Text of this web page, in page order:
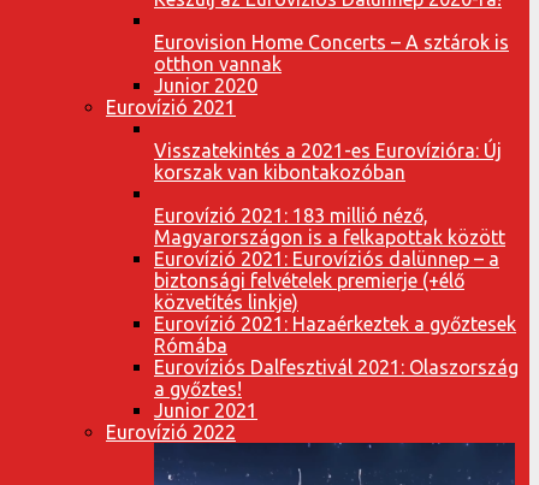
Eurovision Home Concerts – A sztárok is
otthon vannak
Junior 2020
Eurovízió 2021
Visszatekintés a 2021-es Eurovízióra: Új
korszak van kibontakozóban
Eurovízió 2021: 183 millió néző,
Magyarországon is a felkapottak között
Eurovízió 2021: Eurovíziós dalünnep – a
biztonsági felvételek premierje (+élő
közvetítés linkje)
Eurovízió 2021: Hazaérkeztek a győztesek
Rómába
Eurovíziós Dalfesztivál 2021: Olaszország
a győztes!
Junior 2021
Eurovízió 2022